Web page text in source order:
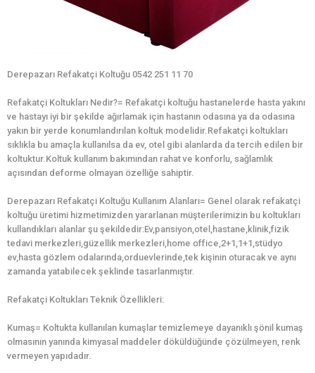
Derepazarı Refakatçi Koltuğu 0542 251 11 70
Refakatçi Koltukları Nedir?= Refakatçi koltuğu hastanelerde hasta yakını
ve hastayı iyi bir şekilde ağırlamak için hastanın odasına ya da odasına
yakın bir yerde konumlandırılan koltuk modelidir.Refakatçi koltukları
sıklıkla bu amaçla kullanılsa da ev, otel gibi alanlarda da tercih edilen bir
koltuktur.Koltuk kullanım bakımından rahat ve konforlu, sağlamlık
açısından deforme olmayan özelliğe sahiptir.
Derepazarı Refakatçi Koltuğu Kullanım Alanları= Genel olarak refakatçi
koltuğu üretimi hizmetimizden yararlanan müşterilerimizin bu koltukları
kullandıkları alanlar şu şekildedir:Ev,pansiyon,otel,hastane,klinik,fizik
tedavi merkezleri,güzellik merkezleri,home office,2+1,1+1,stüdyo
ev,hasta gözlem odalarında,orduevlerinde,tek kişinin oturacak ve aynı
zamanda yatabilecek şeklinde tasarlanmıştır.
Refakatçi Koltukları Teknik Özellikleri:
Kumaş= Koltukta kullanılan kumaşlar temizlemeye dayanıklı şönil kumaş
olmasının yanında kimyasal maddeler döküldüğünde çözülmeyen, renk
vermeyen yapıdadır.